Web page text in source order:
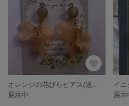
展示中
イニ
展示